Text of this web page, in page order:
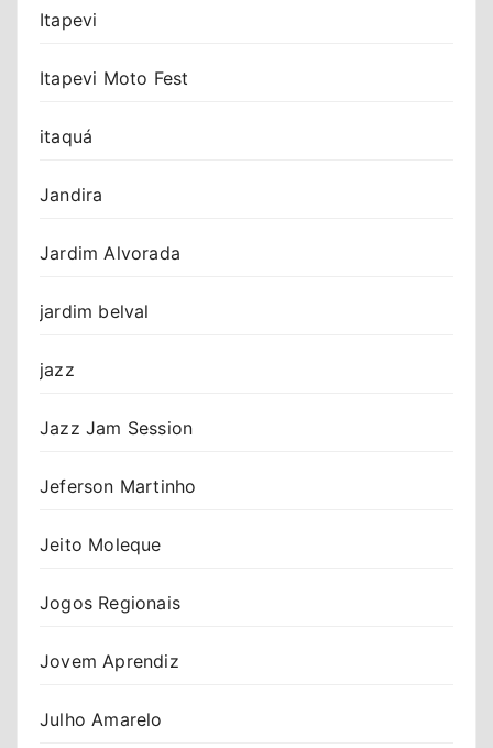
Itapevi
Itapevi Moto Fest
itaquá
Jandira
Jardim Alvorada
jardim belval
jazz
Jazz Jam Session
Jeferson Martinho
Jeito Moleque
Jogos Regionais
Jovem Aprendiz
Julho Amarelo